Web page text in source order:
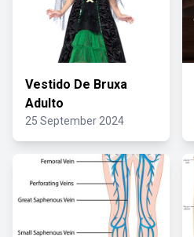
Vestido De Bruxa
Adulto
25 September 2024